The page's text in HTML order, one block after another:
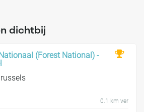
dichtbij
(Forest National) -
0.1 km ver